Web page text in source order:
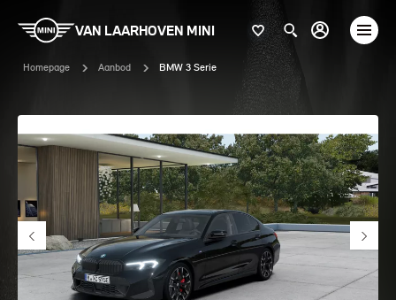
VAN LAARHOVEN MINI
Homepage Aanbod BMW 3 Serie